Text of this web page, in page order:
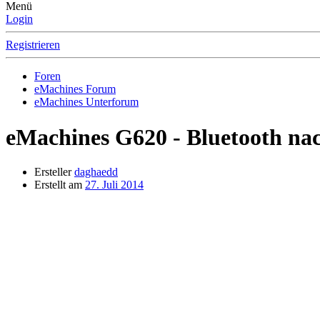
Menü
Login
Registrieren
Foren
eMachines Forum
eMachines Unterforum
eMachines G620 - Bluetooth
Ersteller daghaedd
Erstellt am 27. Juli 2014